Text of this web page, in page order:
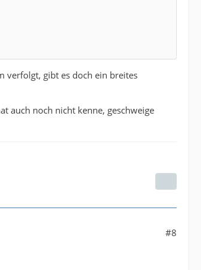
verfolgt, gibt es doch ein breites
auch noch nicht kenne, geschweige
#8